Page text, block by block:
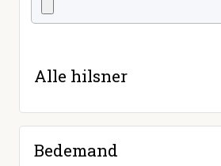
Alle hilsner
Bedemand